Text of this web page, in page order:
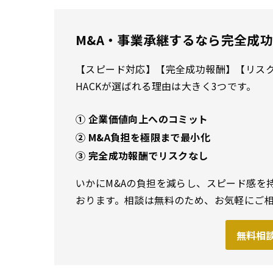
M&A・事業承継するなら完全成
【スピード対応】【完全成功報酬】【リ
HACKが選ばれる理由は大きく3つです。
① 企業価値向上へのコミット
② M&A負担を極限まで最小化
③ 完全成功報酬でリスクなし
いかにM&Aの負担を減らし、スピード感
おります。相談は無料のため、お気軽にご
無料相